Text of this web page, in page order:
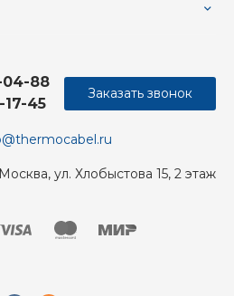
04-88
17-45
ул. Хлобыстова 15, 2 этаж
Заказать звонок